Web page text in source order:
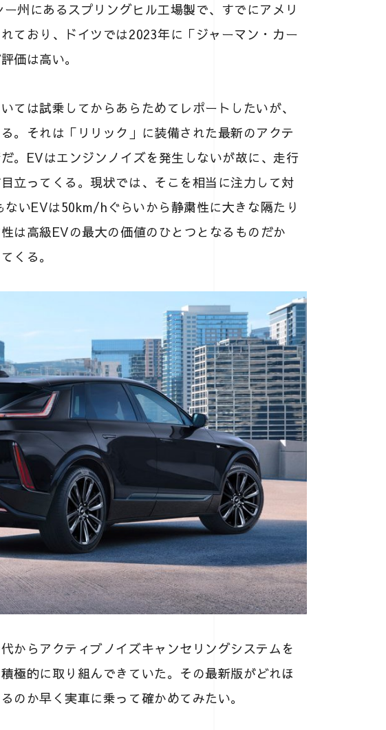
州にあるスプリングヒル工場製で、すでにアメリ
ており、ドイツでは2023年に「ジャーマン・カー
価は高い。
ては試乗してからあらためてレポートしたいが、
。それは「リリック」に装備された最新のアクテ
。EVはエンジンノイズを発生しないが故に、走行
立ってくる。現状では、そこを相当に注力して対
いEVは50km/hぐらいから静粛性に大きな隔たり
は高級EVの最大の価値のひとつとなるものだか
くる。
からアクティブノイズキャンセリングシステムを
極的に取り組んできていた。その最新版がどれほ
のか早く実車に乗って確かめてみたい。